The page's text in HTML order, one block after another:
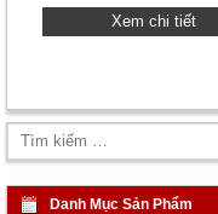
Xem chi tiết
Danh Mục Sản Phẩm